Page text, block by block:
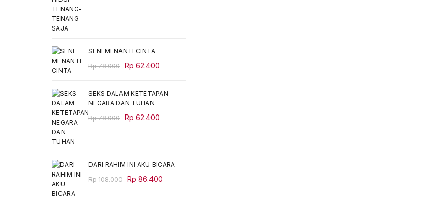
SENI MENANTI CINTA
Rp78.000 Original
Rp 78.000.
Rp 62.400
Rp 62.400.
SEKS DALAM KETETAPAN
NEGARA DAN TUHAN
Rp78.000 Original
Rp 62.400
DARI RAHIM INI AKU BICARA
Rp108.000 Original
Rp 86.400